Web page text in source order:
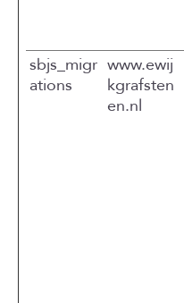
sbjs_migr
ations
www.ewij
kgrafsten
en.nl